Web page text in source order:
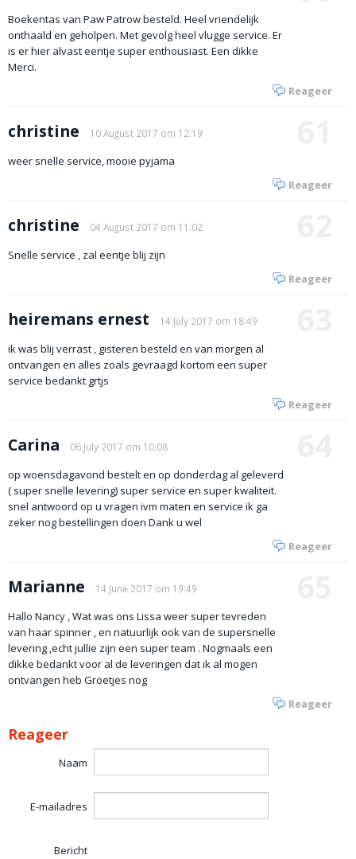
Boekentas van Paw Patrow besteld. Heel vriendelijk
onthaald en geholpen. Met gevolg heel vlugge service. Er
is er hier alvast eentje super enthousiast. Een dikke
Merci.
Reageer
christine 10 August 2017 om 12:19
weer snelle service, mooie pyjama
Reageer
christine 04 August 2017 om 11:02
Snelle service , zal eentje blij zijn
Reageer
heiremans ernest 14 July 2017 om 18:49
ik was blij verrast , gisteren besteld en van morgen al
ontvangen en alles zoals gevraagd kortom een super
service bedankt grtjs
Reageer
Carina 06 July 2017 om 10:08
op woensdagavond bestelt en op donderdag al geleverd
( super snelle levering) super service en super kwaliteit.
snel antwoord op u vragen ivm maten en service ik ga
zeker nog bestellingen doen Dank u wel
Reageer
Marianne 14 June 2017 om 19:49
Hallo Nancy , Wat was ons Lissa weer super tevreden
van haar spinner , en natuurlijk ook van de supersnelle
levering ,echt jullie zijn een super team . Nogmaals een
dikke bedankt voor al de leveringen dat ik al mogen
ontvangen heb Groetjes nog
Reageer
Reageer
Naam
E-mailadres
Bericht